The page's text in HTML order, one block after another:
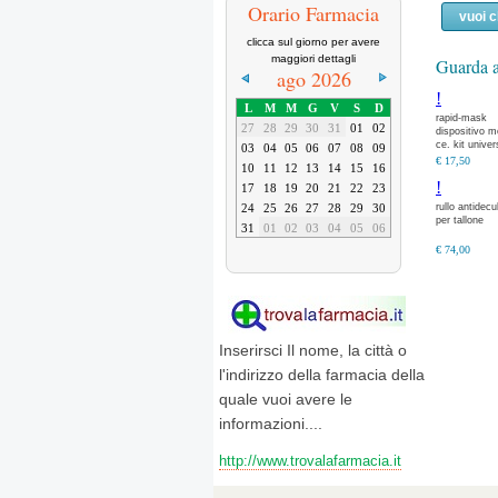
Orario Farmacia
clicca sul giorno per avere
maggiori dettagli
ago 2026
L M M G V S
D
27
28 29 30 31 01
02
03
04 05 06 07 08
09
10
11 12 13 14 15
16
17
18 19 20 21 22
23
24
25 26 27 28 29
30
31
01 02 03 04 05 06
Inserirsci Il nome, la città o
l'indirizzo della farmacia della
quale vuoi avere le
informazioni....
http://www.trovalafarmacia.it
vuoi
Guarda
!
rapid-mask
dispositivo
ce. kit
completo per
compatibile
€ 17,50
!
rullo
per tallone
€ 74,00